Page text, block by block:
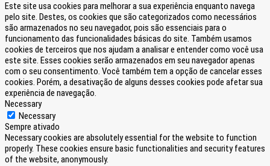
Este site usa cookies para melhorar a sua experiência enquanto navega
pelo site. Destes, os cookies que são categorizados como necessários
são armazenados no seu navegador, pois são essenciais para o
funcionamento das funcionalidades básicas do site. Também usamos
cookies de terceiros que nos ajudam a analisar e entender como você usa
este site. Esses cookies serão armazenados em seu navegador apenas
com o seu consentimento. Você também tem a opção de cancelar esses
cookies. Porém, a desativação de alguns desses cookies pode afetar sua
experiência de navegação.
Necessary
Necessary
Sempre ativado
Necessary cookies are absolutely essential for the website to function
properly. These cookies ensure basic functionalities and security features
of the website, anonymously.